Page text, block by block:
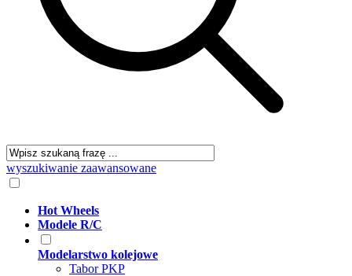
wyszukiwanie zaawansowane
Hot Wheels
Modele R/C
Modelarstwo kolejowe
Tabor PKP